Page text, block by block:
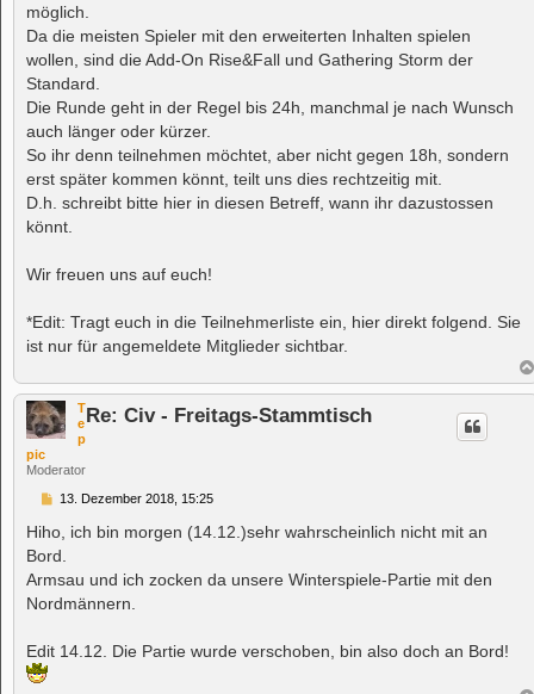
möglich.
Da die meisten Spieler mit den erweiterten Inhalten spielen
wollen, sind die Add-On Rise&Fall und Gathering Storm der
Standard.
Die Runde geht in der Regel bis 24h, manchmal je nach Wunsch
auch länger oder kürzer.
So ihr denn teilnehmen möchtet, aber nicht gegen 18h, sondern
erst später kommen könnt, teilt uns dies rechtzeitig mit.
D.h. schreibt bitte hier in diesen Betreff, wann ihr dazustossen
könnt.
Wir freuen uns auf euch!
*Edit: Tragt euch in die Teilnehmerliste ein, hier direkt folgend. Sie
ist nur für angemeldete Mitglieder sichtbar.
T
e
p
pic
Moderator
Re: Civ - Freitags-Stammtisch
B
i
r
a
g
13. Dezember 2018, 15:25
Hiho, ich bin morgen (14.12.)sehr wahrscheinlich nicht mit an
Bord.
Armsau und ich zocken da unsere Winterspiele-Partie mit den
Nordmännern.
Edit 14.12. Die Partie wurde verschoben, bin also doch an Bord!